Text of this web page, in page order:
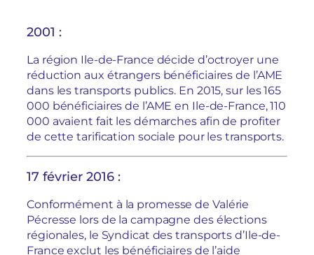
2001 :
La région Ile-de-France décide d’octroyer une
réduction aux étrangers bénéficiaires de l’AME
dans les transports publics. En 2015, sur les 165
000 bénéficiaires de l’AME en Ile-de-France, 110
000 avaient fait les démarches afin de profiter
de cette tarification sociale pour les transports.
17 février 2016 :
Conformément à la promesse de Valérie
Pécresse lors de la campagne des élections
régionales, le Syndicat des transports d’Ile-de-
France exclut les bénéficiaires de l’aide